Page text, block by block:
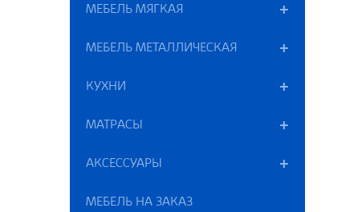
МЕБЕЛЬ МЯГКАЯ
МЕБЕЛЬ МЕТАЛЛИЧЕСКАЯ
КУХНИ
МАТРАСЫ
АКСЕССУАРЫ
МЕБЕЛЬ НА ЗАКАЗ